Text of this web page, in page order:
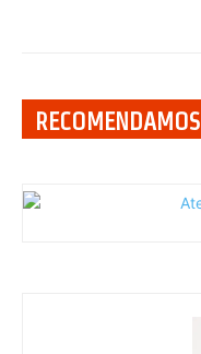
RECOMENDAMOS